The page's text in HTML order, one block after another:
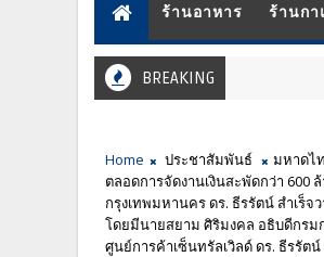
ร้านอาหาร ร้านกา
BREAKING
Home ประชาสัมพันธ์
มหาดไ
ตลอดการจัดงานเงินสะพัดกว่า 600
กรุงเทพมหานคร ดร. ธีรรัตน์ สำเร็จ
โดยมีนายสยาม ศิริมงคล อธิบดีกร
ศูนย์การค้าเซ็นทรัลเวิลด์ ดร. ธีรรัต